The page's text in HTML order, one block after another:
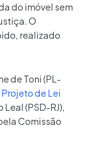
do imóvel sem
O
realizado
de Toni (PL-
Projeto de Lei
(PSD-RJ),
Comissão